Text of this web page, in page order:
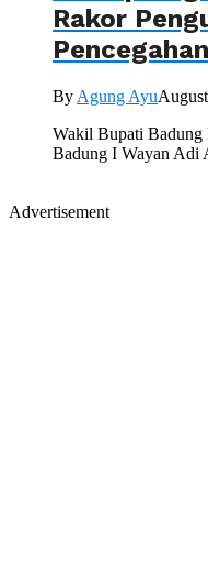
Rakor
By Agung Ayu
Wakil Bupati
Badung I Wayan Adi
Advertisement